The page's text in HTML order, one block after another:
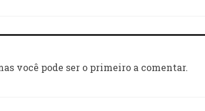
você pode ser o primeiro a comentar.